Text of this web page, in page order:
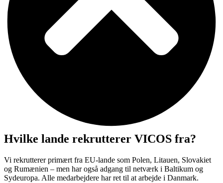
Hvilke lande rekrutterer VICOS fra?
Vi rekrutterer primært fra EU-lande som Polen, Litauen, Slovakiet
og Rumænien – men har også adgang til netværk i Baltikum og
Sydeuropa. Alle medarbejdere har ret til at arbejde i Danmark.